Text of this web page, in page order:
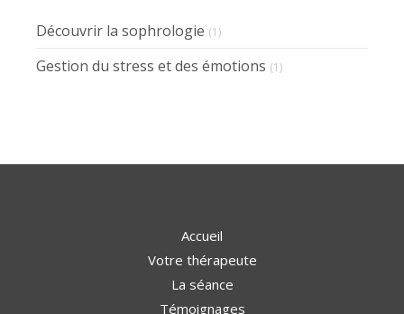
Découvrir la sophrologie (1)
Gestion du stress et des émotions (1)
Accueil
Votre thérapeute
La séance
Témoignages